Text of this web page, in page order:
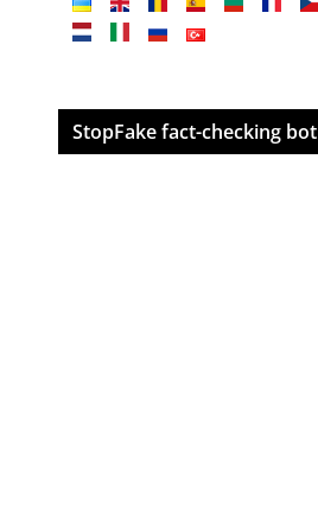
StopFake fact-checking bot